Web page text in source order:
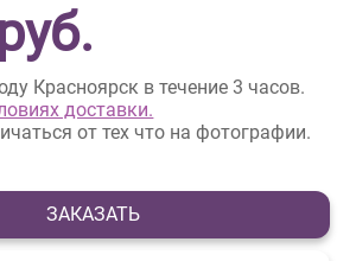
руб.
Красноярск в течение 3 часов.
доставки.
от тех что на фотографии.
ЗАКАЗАТЬ